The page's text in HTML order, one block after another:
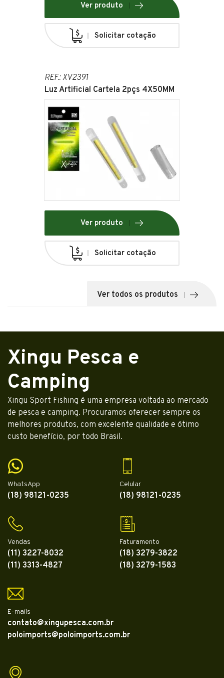
Ver produto
Solicitar cotação
REF.: XV2391
Luz Artificial Cartela 2pçs 4X50MM
Ver produto
Solicitar cotação
Ver todos os produtos
Xingu Pesca e
Camping
Xingu Sport Fishing é uma empresa voltada ao mercado
de pesca e camping. Procuramos oferecer sempre os
melhores produtos, com excelente qualidade e ótimo
custo benefício, por todo Brasil.
WhatsApp
(18) 98121-0235
Celular
(18) 98121-0235
Vendas
(11) 3227-8032
(11) 3313-4827
Faturamento
(18) 3279-3822
(18) 3279-1583
E-mails
contato@xingupesca.com.br
poloimports@poloimports.com.br